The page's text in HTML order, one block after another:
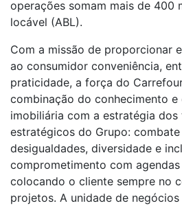
operações somam mais de 400
locável (ABL).
Com a missão de proporcionar
ao consumidor conveniência,
praticidade, a força do
combinação do conhecimento e
imobiliária com a estratégia dos
estratégicos do Grupo:
desigualdades, diversidade e
comprometimento com
colocando o cliente sempre no
projetos. A unidade de